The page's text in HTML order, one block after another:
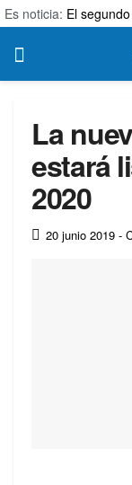
Es noticia: El
La
estará
2020
20 junio 2019 -